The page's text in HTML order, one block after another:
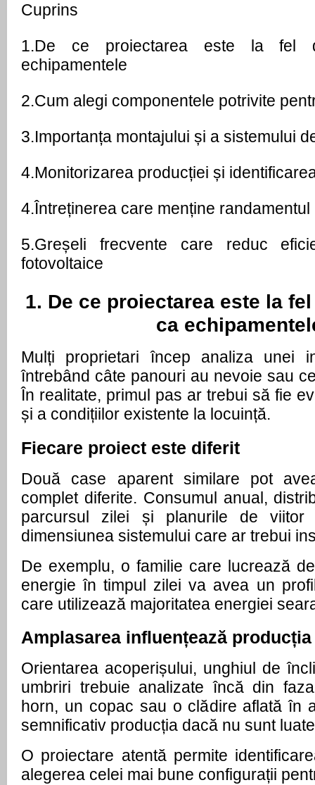
Cuprins
1.De ce proiectarea este la fel
echipamentele
2.Cum alegi componentele potrivite
3.Importanța montajului și a sistemului
4.Monitorizarea producției și
4.Întreținerea care menține randamentul
5.Greșeli frecvente care reduc
fotovoltaice
1. De ce proiectarea este la
ca
Mulți proprietari încep analiza unei
întrebând câte panouri au nevoie sau
În realitate, primul pas ar trebui să fie
și a condițiilor existente la locuință.
Fiecare proiect este diferit
Două case aparent similare pot
complet diferite. Consumul anual,
parcursul zilei și planurile de viitor
dimensiunea sistemului care ar trebui
De exemplu, o familie care lucrează
energie în timpul zilei va avea un
care utilizează majoritatea energiei
Amplasarea influențează producția
Orientarea acoperișului, unghiul de
umbriri trebuie analizate încă din
horn, un copac sau o clădire aflată în
semnificativ producția dacă nu sunt
O proiectare atentă permite
alegerea celei mai bune configurații